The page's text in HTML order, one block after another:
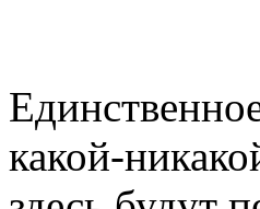
какой-